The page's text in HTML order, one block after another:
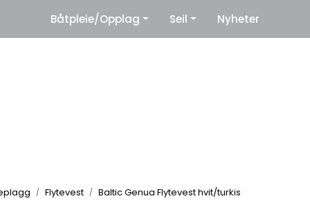
Leverandører
Båtpleie/Opplag Seil Nyheter
Flytevest Baltic Genua Flytevest hvit/turkis